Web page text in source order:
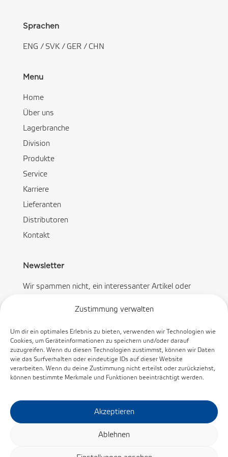
Zustimmung verwalten
Um dir ein optimales Erlebnis zu bieten, verwenden wir Technologien wie
Cookies, um Geräteinformationen zu speichern und/oder darauf
zuzugreifen. Wenn du diesen Technologien zustimmst, können wir Daten
wie das Surfverhalten oder eindeutige IDs auf dieser Website
verarbeiten. Wenn du deine Zustimmung nicht erteilst oder zurückziehst,
können bestimmte Merkmale und Funktionen beeinträchtigt werden.
Akzeptieren
Ablehnen
Sprachen
ENG / SVK/ GER/ CHN
Menu
Home
Über uns
Lagerbranche
Division
Produkte
Service
Karriere
Lieferanten
Distributoren
Kontakt
Newsletter
Wir spammen nicht, ein interessanter Artikel oder
Abonnieren